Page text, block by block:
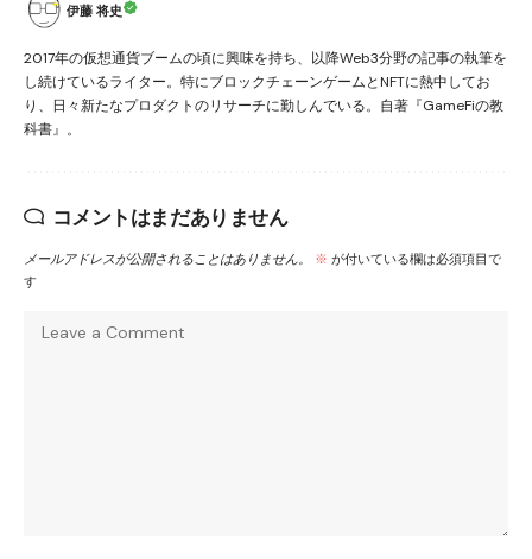
伊藤 将史
2017年の仮想通貨ブームの頃に興味を持ち、以降Web3分野の記事の執筆を
し続けているライター。特にブロックチェーンゲームとNFTに熱中してお
り、日々新たなプロダクトのリサーチに勤しんでいる。自著『GameFiの教
科書』。
コメントはまだありません
メールアドレスが公開されることはありません。 ※ が付いている欄は必須項目で
す